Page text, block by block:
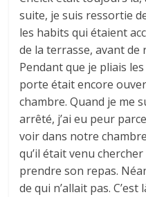
suite, je suis ressortie
les habits qui étaient
de la terrasse, avant
Pendant que je pliais
porte était encore
chambre. Quand je me
arrêté, j’ai eu peur
voir dans notre
qu’il était venu
prendre son repas.
de qui n’allait pas. C’est